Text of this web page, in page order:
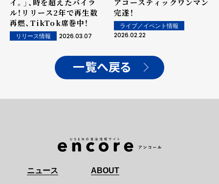
イ。」、時を超えたバイラ
ル！リリース2年で再生数
再燃、TikTok席巻中！
リリース情報 2026.03.07
アコースティックワンマン
完遂！
ライブ／イベント情報
2026.02.22
一覧へ戻る
ニュース ABOUT